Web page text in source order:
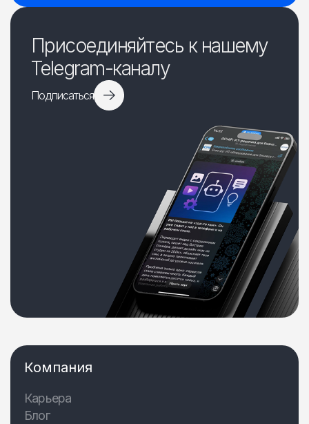
Присоединяйтесь к нашему
Telegram-каналу
Подписаться
Компания
Карьера
Блог